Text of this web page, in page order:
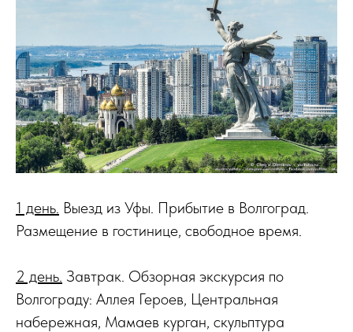
1 день. Выезд из Уфы. Прибытие в Волгоград.
Размещение в гостинице, свободное время.
2 день. Завтрак. Обзорная экскурсия по
Волгограду: Аллея Героев, Центральная
набережная, Мамаев курган, скульптура